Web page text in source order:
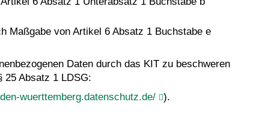
Maßgabe von Artikel 6 Absatz 1 Buchstabe e
Daten durch das KIT zu beschweren
25 Absatz 1 LDSG:
wuerttemberg.datenschutz.de/ ).